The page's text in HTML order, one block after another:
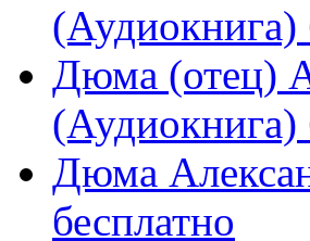
(Аудиокнига)
Дюма (отец)
(Аудиокнига)
Дюма
бесплатно